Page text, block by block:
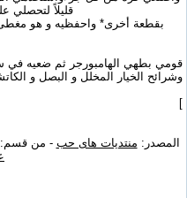
قليلاً لتحصلي
بقطعة أخرى* واحفظيه و هو
قومي بطهي الهامبورجر ثم ضعيه في
وشرائح الخيار المخلل و البصل و
]
المصدر: منتديات هاى حب - من